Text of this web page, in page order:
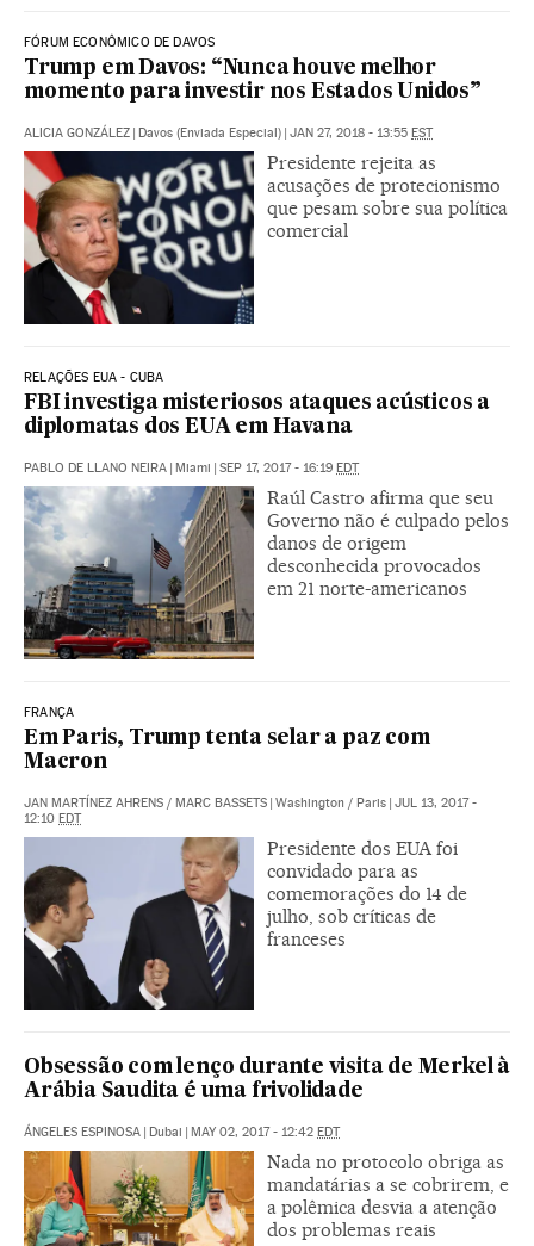
FÓRUM ECONÔMICO DE DAVOS
Trump em Davos: “Nunca houve melhor
momento para investir nos Estados Unidos”
ALICIA GONZÁLEZ Davos (Enviada Especial) JAN 27, 2018 - 13:55 EST
Presidente rejeita as
acusações de protecionismo
que pesam sobre sua política
comercial
RELAÇÕES EUA - CUBA
FBI investiga misteriosos ataques acústicos a
diplomatas dos EUA em Havana
PABLO DE LLANO NEIRA Miami SEP 17, 2017 - 16:19 EDT
Raúl Castro afirma que seu
Governo não é culpado pelos
danos de origem
desconhecida provocados
em 21 norte-americanos
FRANÇA
Em Paris, Trump tenta selar a paz com
Macron
JAN MARTÍNEZ AHRENS / MARC BASSETS Washington / Paris JUL 13, 2017 -
12:10 EDT
Presidente dos EUA foi
convidado para as
comemorações do 14 de
julho, sob críticas de
franceses
Obsessão com lenço durante visita de Merkel à
Arábia Saudita é uma frivolidade
ÁNGELES ESPINOSA Dubai MAY 02, 2017 - 12:42 EDT
Nada no protocolo obriga as
mandatárias a se cobrirem, e
a polêmica desvia a atenção
dos problemas reais